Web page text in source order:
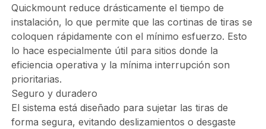
Quickmount reduce drásticamente el tiempo de
instalación, lo que permite que las cortinas de tiras se
coloquen rápidamente con el mínimo esfuerzo. Esto
lo hace especialmente útil para sitios donde la
eficiencia operativa y la mínima interrupción son
prioritarias.
Seguro y duradero
El sistema está diseñado para sujetar las tiras de
forma segura, evitando deslizamientos o desgaste